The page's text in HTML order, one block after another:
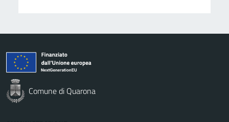
Comune di Quarona